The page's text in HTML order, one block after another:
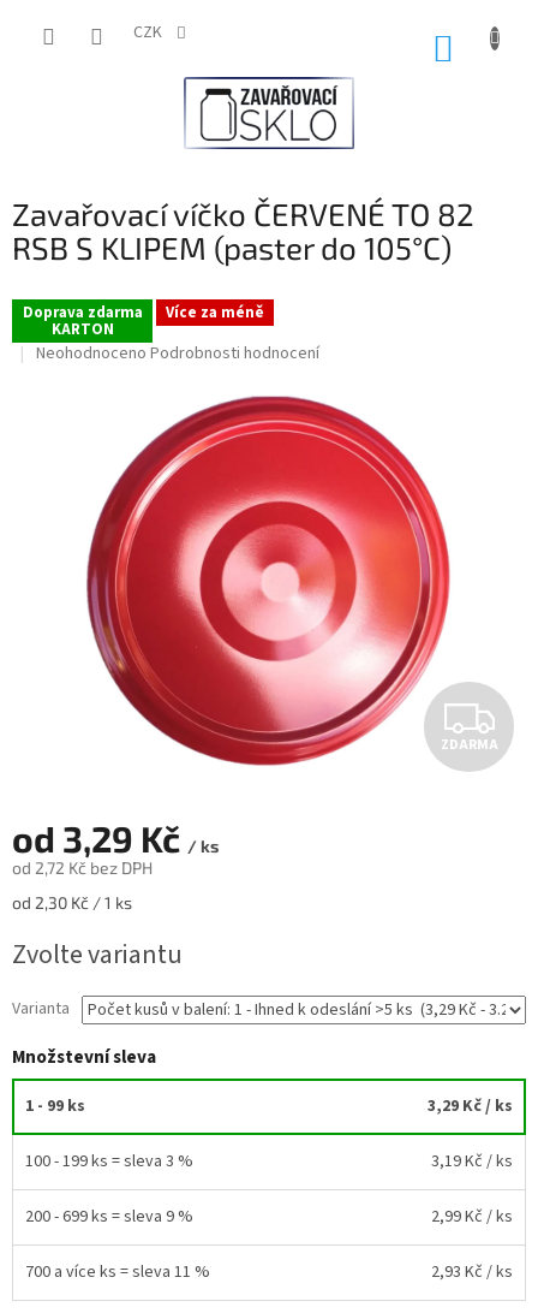
CZK
Zavařovací víčko ČERVENÉ TO 82
RSB S KLIPEM (paster do 105°C)
Doprava zdarma
KARTON
Více za méně
Průměrné
hvězdiček.
Neohodnoceno Podrobnosti hodnocení
Z
D
ZDARMA
od 3,29 Kč / ks
od 2,72 Kč bez DPH
Měrná
od 2,30 Kč / 1 ks
Zvolte variantu
Varianta
Množstevní sleva
1 - 99 ks 3,29 Kč/ ks
100 - 199 ks = sleva 3 % 3,19 Kč / ks
200 - 699 ks = sleva 9 % 2,99 Kč / ks
700 a více ks = sleva 11 % 2,93 Kč / ks